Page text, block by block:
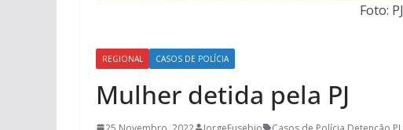
Foto: PJ
REGIONAL CASOS DE POLÍCIA
Mulher detida pela PJ